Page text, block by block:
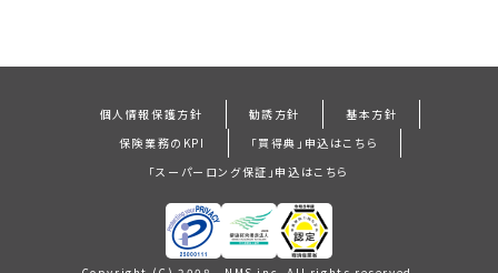
個人情報保護方針 勧誘方針
基本方針
保険業務のKPI
「買得典」申込はこちら
「スーパーロング保証」申込はこちら